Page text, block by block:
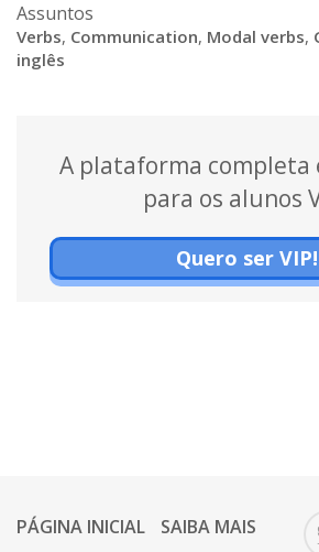
Assuntos
Verbs, Communication, Modal verbs,
inglês
A plataforma completa
para os alunos
Quero ser VIP!
PÁGINA INICIAL
SAIBA MAIS